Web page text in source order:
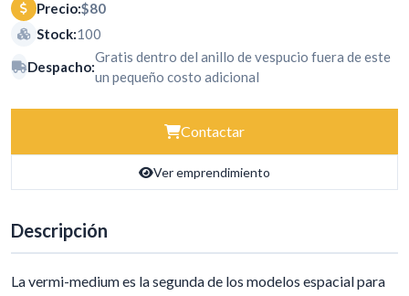
Precio:$80
Stock:100
Despacho:
Gratis dentro del anillo de vespucio fuera de este
un pequeño costo adicional
Contactar
Ver emprendimiento
Descripción
La vermi-medium es la segunda de los modelos espacial para